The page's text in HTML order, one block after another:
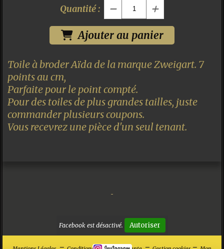
Quantité :
Ajouter au panier
Toile à broder Aïda de la marque Zweigart. 7
points au cm,
Parfaite pour le point compté.
Pour des toiles de plus grandes tailles, juste
commander plusieurs coupons.
Vous recevrez une pièce d'un seul tenant.
Facebook est désactivé. Autoriser